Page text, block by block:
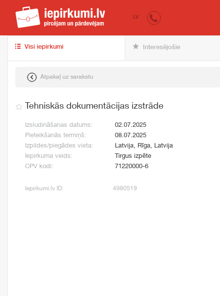
iepirkumi.lv
LV
Visi iepirkumi Interesējošie
Atpakaļ uz sarakstu
Tehniskās dokumentācijas izstrāde
Izsludināšanas datums:
02.07.2025
Pieteikšanās termiņš:
08.07.2025
Izpildes/piegādes vieta:
Latvija, Rīga, Latvija
Iepirkuma veids:
Tirgus izpēte
CPV kodi:
71220000-6
Iepirkumi.lv ID: 4980519